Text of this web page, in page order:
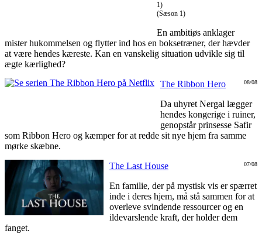
1)
(Sæson 1)
En ambitiøs anklager
mister hukommelsen og flytter ind hos en boksetræner, der hævder
at være hendes kæreste. Kan en vanskelig situation udvikle sig til
ægte kærlighed?
08/08
The Ribbon Hero
Da uhyret Nergal lægger
hendes kongerige i ruiner,
genopstår prinsesse Safir
som Ribbon Hero og kæmper for at redde sit nye hjem fra samme
mørke skæbne.
07/08
The Last House
En familie, der på mystisk vis er spærret
inde i deres hjem, må stå sammen for at
overleve svindende ressourcer og en
ildevarslende kraft, der holder dem
fanget.